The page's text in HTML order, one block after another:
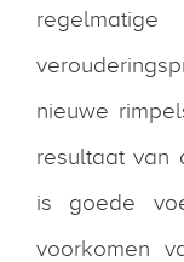
nieuwe
resultaat van
is goede
voorkomen